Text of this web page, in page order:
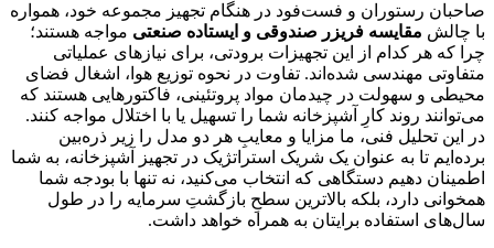
صاحبان رستوران و فست‌فود در هنگام تجهیز مجموعه خود، همواره
با چالش مقایسه فریزر صندوقی و ایستاده صنعتی مواجه هستند؛
چرا که هر کدام از این تجهیزات برودتی، برای نیازهای عملیاتی
متفاوتی مهندسی شده‌اند. تفاوت در نحوه توزیع هوا، اشغال فضای
محیطی و سهولت در چیدمان مواد پروتئینی، فاکتورهایی هستند که
می‌توانند روند کارِ آشپزخانه شما را تسهیل یا با اختلال مواجه کنند.
در این تحلیل فنی، ما مزایا و معایبِ هر دو مدل را زیر ذره‌بین
برده‌ایم تا به عنوان یک شریک استراتژیک در تجهیز آشپزخانه، به شما
اطمینان دهیم دستگاهی که انتخاب می‌کنید، نه تنها با بودجه شما
همخوانی دارد، بلکه بالاترین سطحِ بازگشتِ سرمایه را در طول
سال‌های استفاده برایتان به همراه خواهد داشت.